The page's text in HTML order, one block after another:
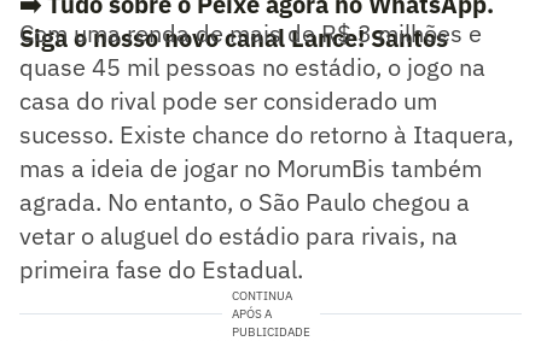
Siga o nosso novo canal Lance! Santos
Com uma renda de mais de R$ 3 milhões e
quase 45 mil pessoas no estádio, o jogo na
casa do rival pode ser considerado um
sucesso. Existe chance do retorno à Itaquera,
mas a ideia de jogar no MorumBis também
agrada. No entanto, o São Paulo chegou a
vetar o aluguel do estádio para rivais, na
primeira fase do Estadual.
CONTINUA
APÓS A
PUBLICIDADE